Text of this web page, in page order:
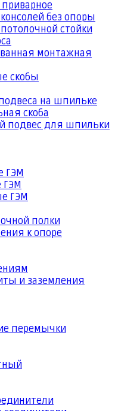
без опоры
стойки
монтажная
скобы
на шпильке
скоба
подвес для шпильки
ГЭМ
ГЭМ
ГЭМ
полки
к опоре
и заземления
перемычки